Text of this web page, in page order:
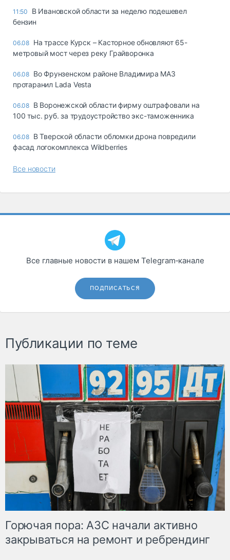
11:50
В Ивановской области за неделю подешевел
бензин
06.08 На трассе Курск – Касторное обновляют 65-
метровый мост через реку Грайворонка
06.08 Во Фрунзенском районе Владимира МАЗ
протаранил Lada Vesta
06.08 В Воронежской области фирму оштрафовали на
100 тыс. руб. за трудоустройство экс-таможенника
06.08 В Тверской области обломки дрона повредили
фасад логокомплекса Wildberries
Все новости
Все главные новости в нашем Telegram‑канале
ПОДПИСАТЬСЯ
Публикации по теме
Горючая пора: АЗС начали активно
закрываться на ремонт и ребрендинг